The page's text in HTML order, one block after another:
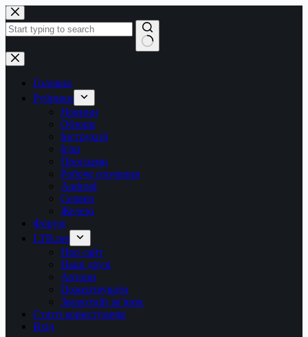
Перейти
до
вмісту
Немає
результатів
Головна
Рубрики
Новини
Обзори
Інструкції
Ігри
Програми
Робоче оточення
Android
Сервер
Железо
Форум
LTB.net
Про сайт
Наші друзі
Автори
Пожертвувати
Зворотній зв’язок
Статті користувачів
Вхід